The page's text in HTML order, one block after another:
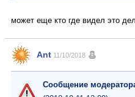
может еще кто где видел это
Ant 11/10/2018
Сообщение